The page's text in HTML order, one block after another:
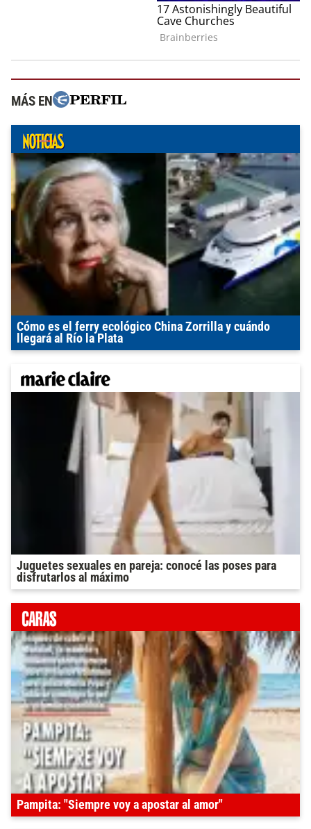
MÁS EN
Cómo es el ferry ecológico China Zorrilla y cuándo
llegará al Río la Plata
Juguetes sexuales en pareja: conocé las poses para
disfrutarlos al máximo
Pampita: "Siempre voy a apostar al amor"